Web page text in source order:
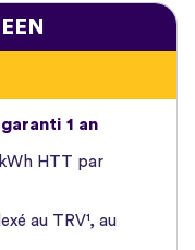
1 an
HTT par
au TRV¹, au